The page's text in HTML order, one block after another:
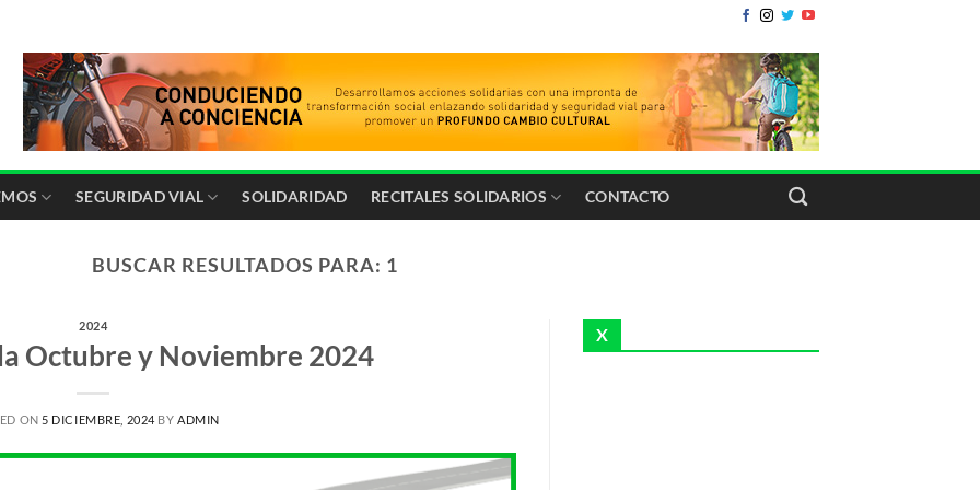
SEGURIDAD VIAL SOLIDARIDAD RECITALES SOLIDARIOS CONTACTO
BUSCAR RESULTADOS PARA: 1
2024
Octubre y Noviembre 2024
ON 5 DICIEMBRE, 2024 BYADMIN
X